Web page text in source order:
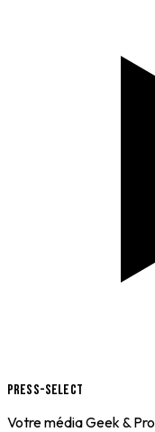
Press-Select
Votre média Geek & Pro